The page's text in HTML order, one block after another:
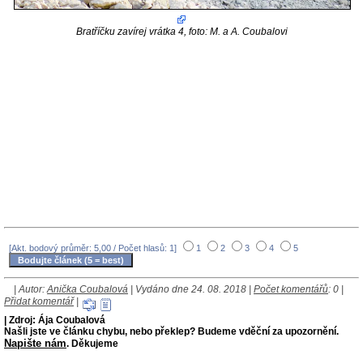
Bratříčku zavírej vrátka 4, foto: M. a A. Coubalovi
[Akt. bodový průměr: 5,00 / Počet hlasů: 1] 1 2 3 4 5
| Autor:Anička Coubalová | Vydáno dne 24. 08. 2018 | Počet komentářů: 0 |
Přidat komentář|
| Zdroj: Ája Coubalová
Našli jste ve článku chybu, nebo překlep? Budeme vděční za upozornění.
Napište nám. Děkujeme